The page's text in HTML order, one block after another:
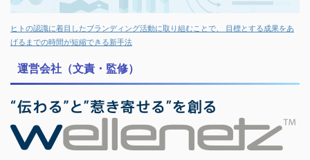
ヒトの認識に着目したブランディング活動に取り組むことで、 目標とする成果をあ
げるまでの時間が短縮できる新手法
運営会社（文責・監修）